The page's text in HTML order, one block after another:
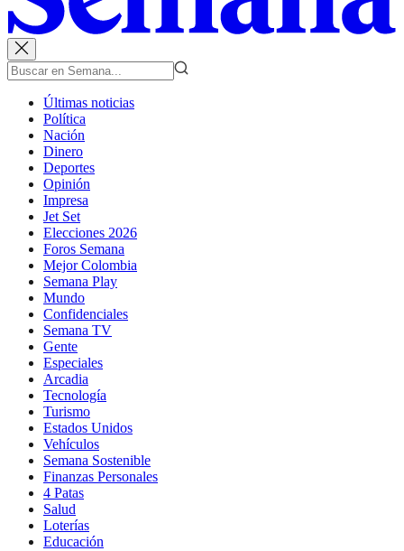
Últimas noticias
Política
Nación
Dinero
Deportes
Opinión
Impresa
Jet Set
Elecciones 2026
Foros Semana
Mejor Colombia
Semana Play
Mundo
Confidenciales
Semana TV
Gente
Especiales
Arcadia
Tecnología
Turismo
Estados Unidos
Vehículos
Semana Sostenible
Finanzas Personales
4 Patas
Salud
Loterías
Educación